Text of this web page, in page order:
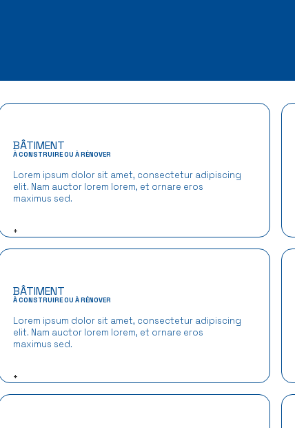
BÂTIMENT
À CONSTRUIRE OU À RÉNOVER
Lorem ipsum dolor sit amet, consectetur adipiscing
elit. Nam auctor lorem lorem, et ornare eros
maximus sed.
+
BÂTIMENT
À CONSTRUIRE OU À RÉNOVER
Lorem ipsum dolor sit amet, consectetur adipiscing
elit. Nam auctor lorem lorem, et ornare eros
maximus sed.
+